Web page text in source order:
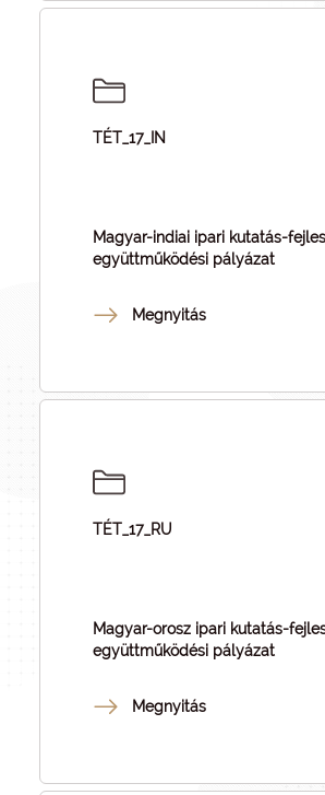
TÉT_17_IN
Magyar-indiai ipari kutatás-
együttműködési pályázat
Megnyitás
TÉT_17_RU
Magyar-orosz ipari kutatás-
együttműködési pályázat
Megnyitás